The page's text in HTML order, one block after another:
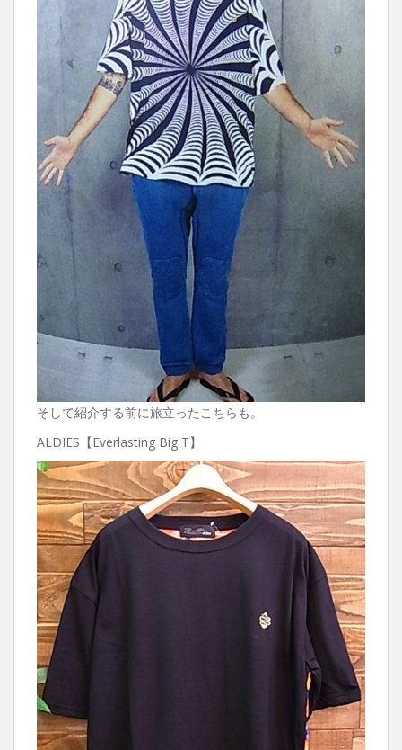
そして紹介する前に旅立ったこちらも。
ALDIES【Everlasting Big T】